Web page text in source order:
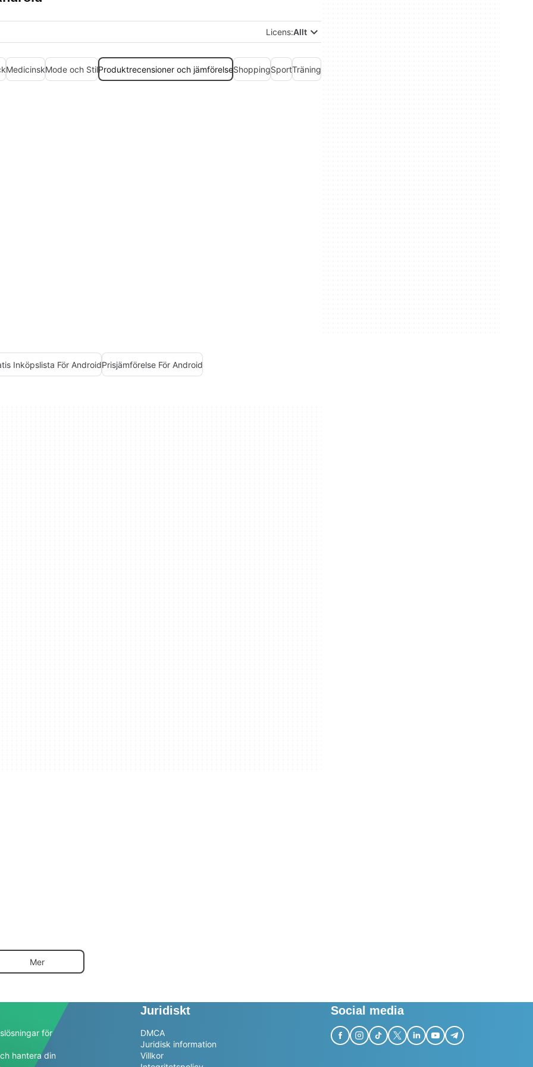
Licens:Allt
MedicinskMode och StilProduktrecensioner och jämförelseShoppingSportTräning
Inköpslista För AndroidPrisjämförelse För Android
Mer
för
hantera din
Juridiskt
DMCA
Juridisk information
Villkor
Social media